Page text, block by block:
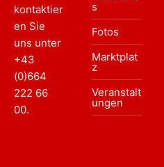
kontaktier
en Sie
uns unter
+43
(0)664
222 66
00.
s
Fotos
Marktplat
z
Veranstalt
ungen